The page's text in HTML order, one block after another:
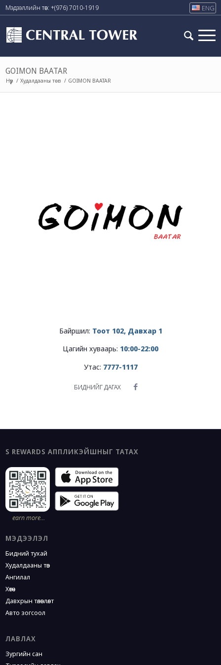
Мэдээллийн төв: +(976) 7010-1919
GOIMON BAATAR
/ Худалдааны төв / GOIMON BAATAR
Байршил: Тоот 102, Давхар 1
Цагийн хуваарь: 10:00-22:00
Утас: 7777-1117
S REWARDS АППЛИКЭЙШНЫГ ТАТАХ
earn more…
МЭДЭЭЛЭЛ
Бидний тухай
Худалдааны төв
Ангилал
Хөтөч
Давхрын төлөвлөлт
Авто зогсоол
ЛАВЛАХ
Зургийн сан
ENG